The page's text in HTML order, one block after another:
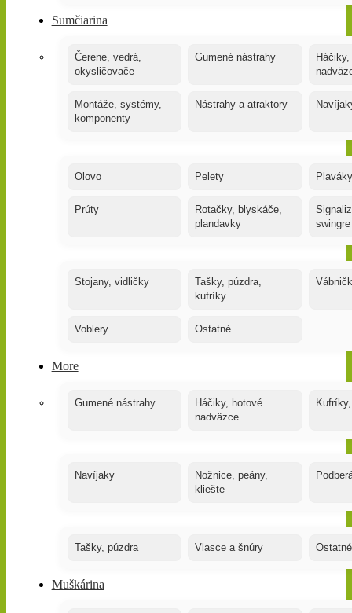
Sumčiarina
Čerene, vedrá,
okysličovače
Gumené nástrahy
Montáže, systémy,
komponenty
Nástrahy a atraktory
Olovo Pelety
Prúty
Rotačky, blyskáče,
plandavky
swingre
Stojany, vidličky
Tašky, púzdra,
kufríky
Voblery Ostatné
More
Gumené nástrahy
Háčiky, hotové
nadväzce
Navíjaky
Nožnice, peány,
kliešte
Tašky, púzdra Vlasce a šnúry Ostatné
Muškárina